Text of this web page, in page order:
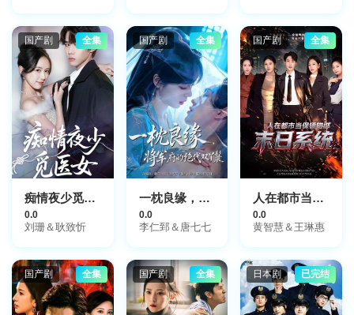
张未柯
亮,北见敏之,田
中幸太朗
国产剧 全集
痴情夜少觅医女
0.0
刘珊＆耿致忻
国产剧 全集
一枕良缘，将军府的绝代双丫鬟
0.0
李仁郅＆唐七七
国产剧 全集
人在都市当保镖错绑末日系统
0.0
黄智慧＆王琳惠
国产剧 全集 国产剧 全集 日本剧 已完结